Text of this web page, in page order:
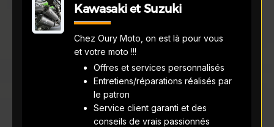
Kawasaki et Suzuki
Chez Oury Moto, on est là pour vous
et votre moto !!!
Offres et services personnalisés
Entretiens/réparations réalisés par
le patron
Service client garanti et des
conseils de vrais passionnés